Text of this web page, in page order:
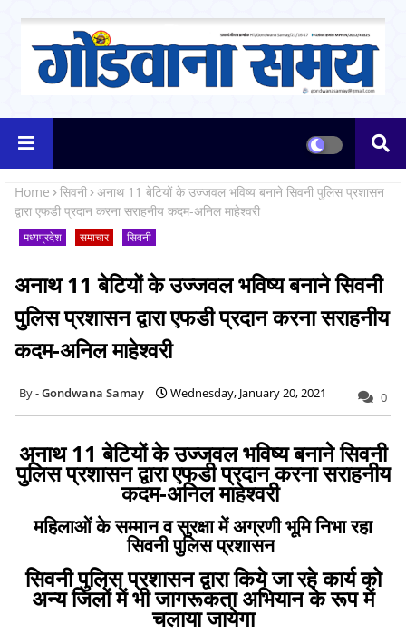
Home सिवनी अनाथ 11 बेटियों के उज्जवल भविष्य बनाने सिवनी पुलिस प्रशासन
द्वारा एफडी प्रदान करना सराहनीय कदम-अनिल माहेश्वरी
मध्यप्रदेश समाचार सिवनी
अनाथ 11 बेटियों के उज्जवल भविष्य बनाने सिवनी
पुलिस प्रशासन द्वारा एफडी प्रदान करना सराहनीय
कदम-अनिल माहेश्वरी
Gondwana Samay Wednesday, January 20, 2021 0
अनाथ 11 बेटियों के उज्जवल भविष्य बनाने सिवनी
पुलिस प्रशासन द्वारा एफडी प्रदान करना सराहनीय
कदम-अनिल माहेश्वरी
महिलाओं के सम्मान व सुरक्षा में अग्रणी भूमि निभा रहा
सिवनी पुलिस प्रशासन
सिवनी पुलिस प्रशासन द्वारा किये जा रहे कार्य को
अन्य जिलों में भी जागरूकता अभियान के रूप में
चलाया जायेगा